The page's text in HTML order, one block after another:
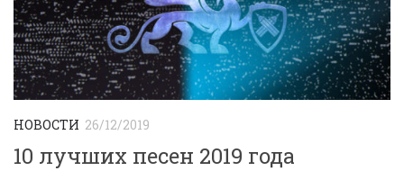
НОВОСТИ 26/12/2019
10 лучших песен 2019 года